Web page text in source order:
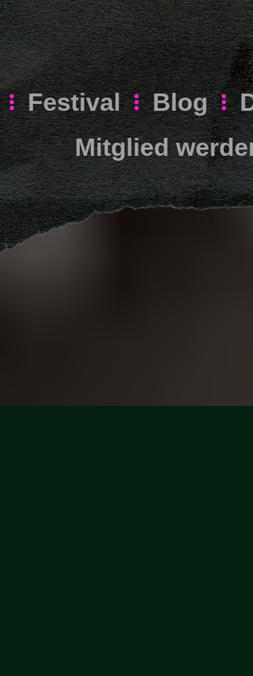
Festival Blog
Mitglied